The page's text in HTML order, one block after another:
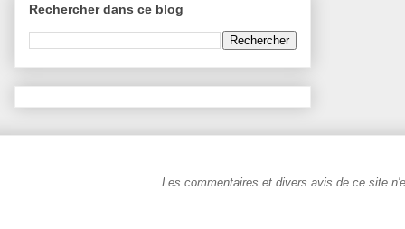
Rechercher dans ce blog
Les commentaires et divers avis de ce site